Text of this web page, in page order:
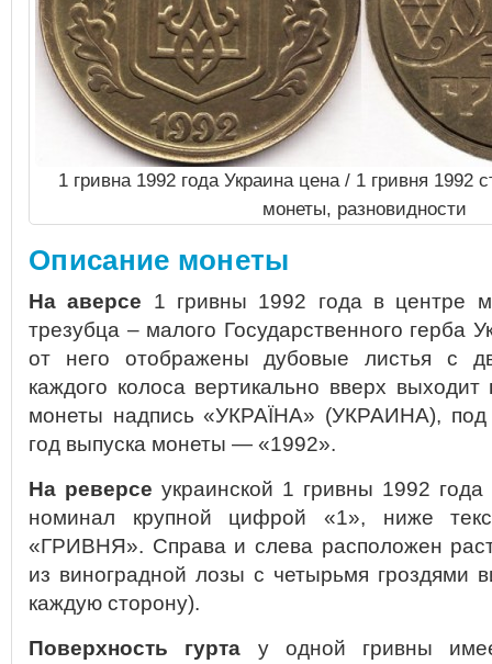
1 гривна 1992 года Украина цена / 1 гривня 1992
монеты, разновидности
Описание монеты
На аверсе 1 гривны 1992 года в центре
трезубца – малого Государственного герба
от него отображены дубовые листья с
каждого колоса вертикально вверх
монеты надпись «УКРАЇНА» (УКРАИНА), под
год выпуска монеты — «1992».
На реверсе украинской 1 гривны 1992
номинал крупной цифрой «1», ниже
«ГРИВНЯ». Справа и слева расположен
из виноградной лозы с четырьмя гроздями
каждую сторону).
Поверхность гурта у одной гривны